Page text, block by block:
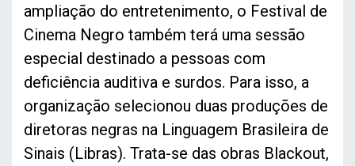
ampliação do entretenimento, o Festival de
Cinema Negro também terá uma sessão
especial destinado a pessoas com
deficiência auditiva e surdos. Para isso, a
organização selecionou duas produções de
diretoras negras na Linguagem Brasileira de
Sinais (Libras). Trata-se das obras Blackout,